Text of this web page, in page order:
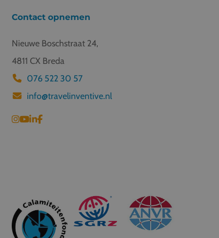
Contact opnemen
Nieuwe Boschstraat 24,
4811 CX Breda
076 522 30 57
info@travelinventive.nl